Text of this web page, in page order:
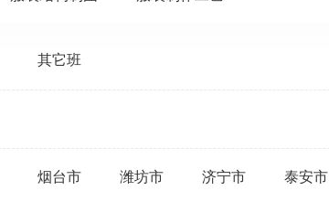
其它班
烟台市 潍坊市 济宁市 泰安市